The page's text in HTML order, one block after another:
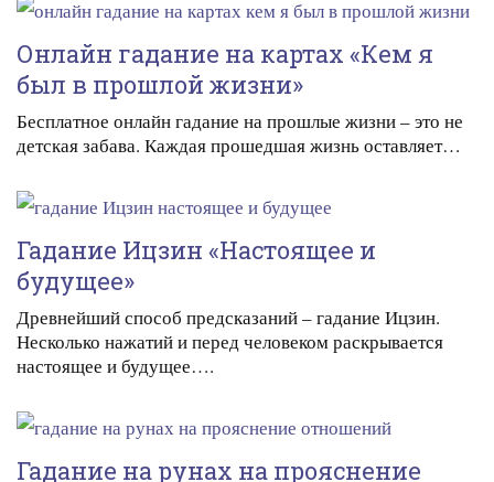
Онлайн гадание на картах «Кем я
был в прошлой жизни»
Бесплатное онлайн гадание на прошлые жизни – это не
детская забава. Каждая прошедшая жизнь оставляет…
Гадание Ицзин «Настоящее и
будущее»
Древнейший способ предсказаний – гадание Ицзин.
Несколько нажатий и перед человеком раскрывается
настоящее и будущее….
Гадание на рунах на прояснение